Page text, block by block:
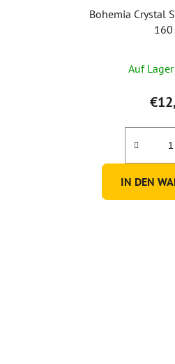
Bohemia Crystal
Auf Lager
IN DEN